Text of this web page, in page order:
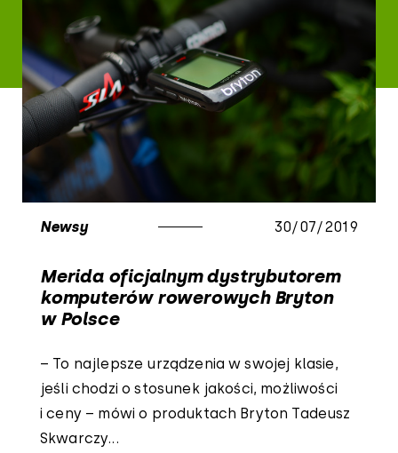
Newsy 30/07/2019
Merida oficjalnym dystrybutorem
komputerów rowerowych Bryton
w Polsce
– To najlepsze urządzenia w swojej klasie,
jeśli chodzi o stosunek jakości, możliwości
i ceny – mówi o produktach Bryton Tadeusz
Skwarczy...